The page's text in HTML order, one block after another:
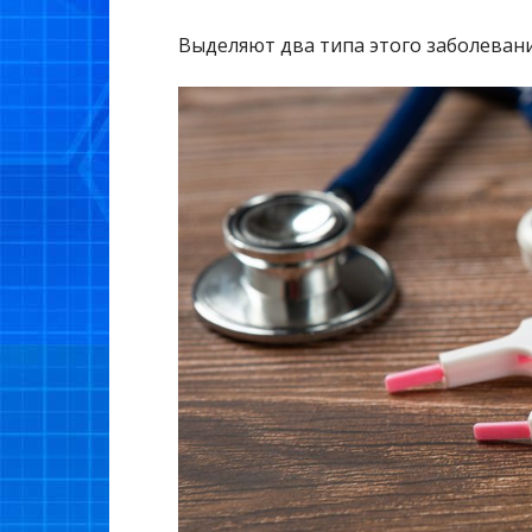
Выделяют два типа этого